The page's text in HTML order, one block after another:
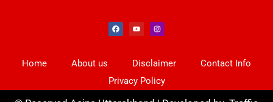
Home About us Disclaimer
Contact Info
Privacy Policy